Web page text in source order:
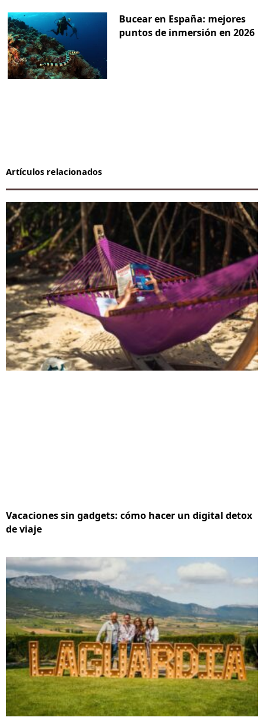
Bucear en España: mejores
puntos de inmersión en 2026
Artículos relacionados
Vacaciones sin gadgets: cómo hacer un digital detox
de viaje